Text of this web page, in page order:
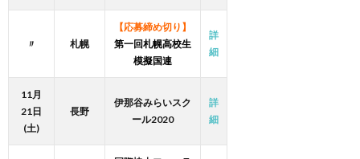
〃 札幌
【応募締め切り】
第一回札幌高校生
模擬国連
詳
細
11月
21日
(土)
長野
伊那谷みらいスク
ール2020
詳
細